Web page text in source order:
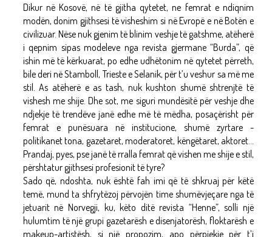
Dikur në Kosovë, në të gjitha qytetet, ne femrat e ndiqnim
modën, donim gjithsesi të visheshim si në Evropë e në Botën e
civilizuar. Nëse nuk gjenim të blinim veshje të gatshme, atëherë
i qepnim sipas modeleve nga revista gjermane “Burda”, që
ishin më të kërkuarat, po edhe udhëtonim në qytetet përreth,
bile deri në Stamboll, Trieste e Selanik, për t’u veshur sa më me
stil. As atëherë e as tash, nuk kushton shumë shtrenjtë të
vishesh me shije. Dhe sot, me siguri mundësitë për veshje dhe
ndjekje të trendëve janë edhe më të mëdha, posaçërisht për
femrat e punësuara në institucione, shumë zyrtare -
politikanet tona, gazetaret, moderatoret, këngëtaret, aktoret...
Prandaj, pyes, pse janë të rralla femrat që vishen me shije e stil,
përshtatur gjithsesi profesionit të tyre?
Sado që, ndoshta, nuk është fah imi që të shkruaj për këtë
temë, mund ta shfrytëzoj përvojën time shumëvjeçare nga të
jetuarit në Norvegji, ku, këto ditë revista “Henne”, solli një
hulumtim të një grupi gazetarësh e disenjatorësh, floktarësh e
makeup-artistësh, si një propozim, apo përpjekje për t’i